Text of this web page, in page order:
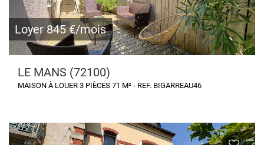
Loyer 845 €/mois
LE MANS (72100)
MAISON À LOUER 3 PIÈCES 71 M² - REF. BIGARREAU46